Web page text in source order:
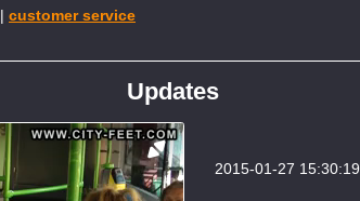
| customer service
Updates
2015-01-27 15:30:19